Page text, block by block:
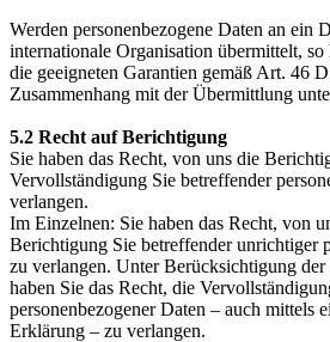
Werden personenbezogene Daten an ein
internationale Organisation übermittelt, so
die geeigneten Garantien gemäß Art. 46
Zusammenhang mit der Übermittlung
5.2 Recht auf Berichtigung
Sie haben das Recht, von uns die
Vervollständigung Sie betreffender
verlangen.
Im Einzelnen: Sie haben das Recht, von
Berichtigung Sie betreffender unrichtiger
zu verlangen. Unter Berücksichtigung
haben Sie das Recht, die
personenbezogener Daten – auch mittels
Erklärung – zu verlangen.